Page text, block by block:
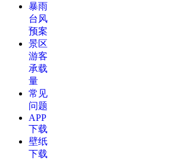
暴雨
台风
预案
景区
游客
承载
量
常见
问题
APP
下载
壁纸
下载